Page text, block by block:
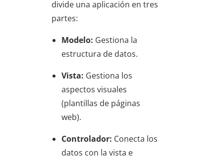
divide una aplicación en tres
partes:
Modelo: Gestiona la
estructura de datos.
Vista: Gestiona los
aspectos visuales
(plantillas de páginas
web).
Controlador: Conecta los
datos con la vista e